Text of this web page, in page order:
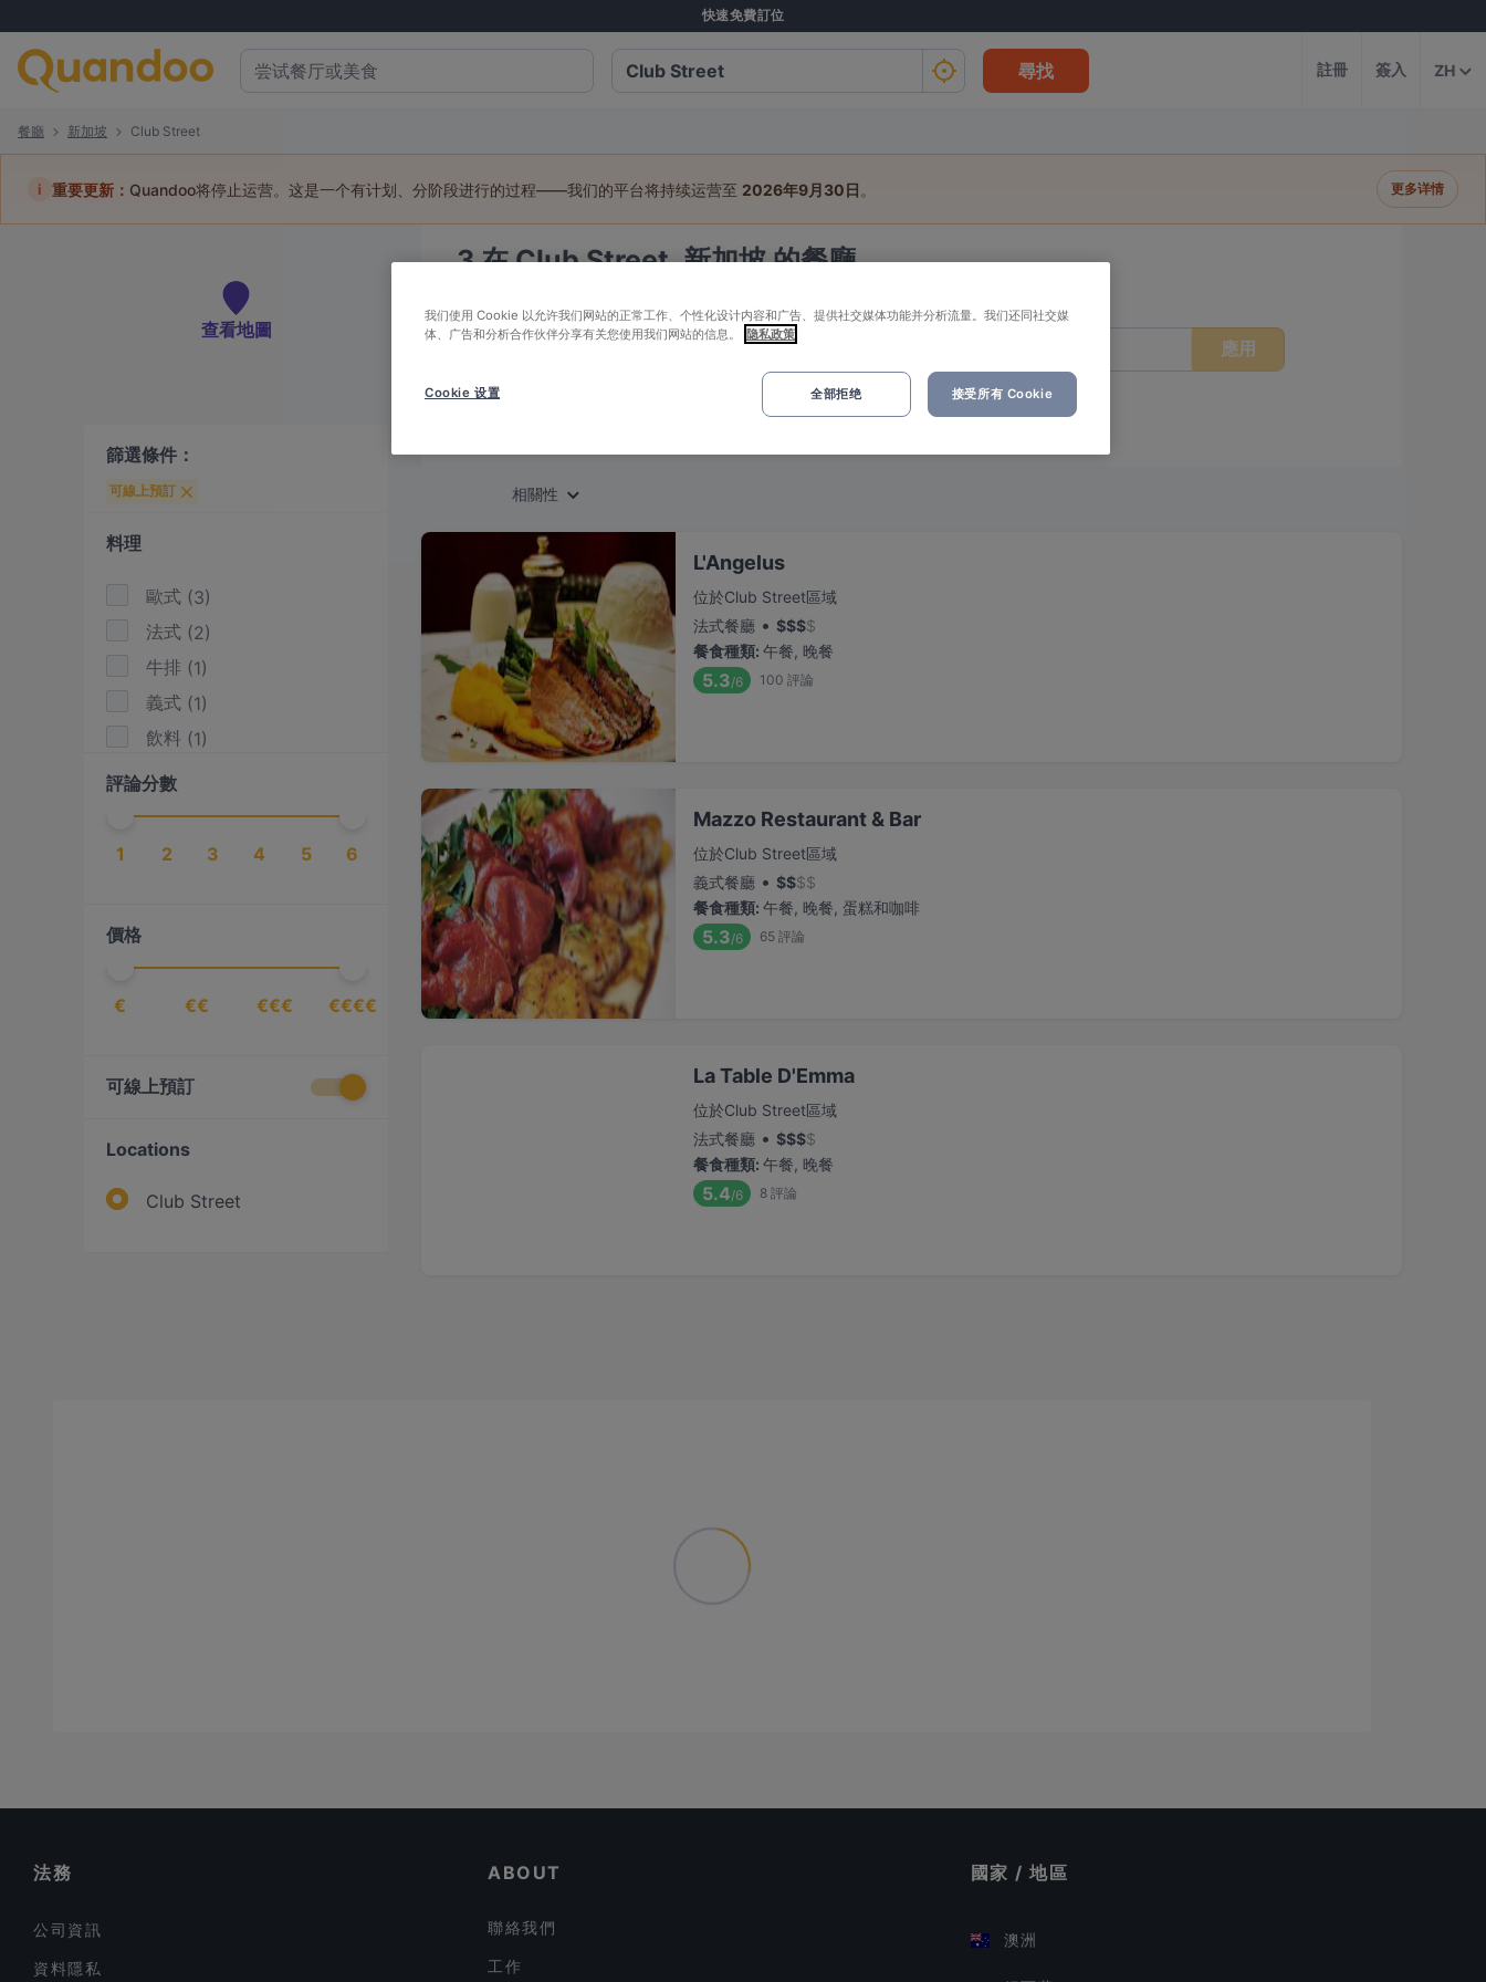
快速免費訂位
尋找 註冊 簽入 ZH
餐廳 新加坡 Club Street
i 重要更新： Quandoo将停止运营。这是一个有计划、分阶段进行的过程——我们的平台将持续运营至 2026年9月30日 。 更多详情
查看地圖
篩選條件：
可線上預訂
料理
歐式 (3)
法式 (2)
牛排 (1)
義式 (1)
飲料 (1)
評論分數
1 2 3 4 5 6
價格
€ €€ €€€ €€€€
可線上預訂
Locations
Club Street
3在 Club Street, 新加坡 的餐廳
日期 應用
相關性
L'Angelus
位於Club Street區域
法式餐廳 • $$$$
餐食種類: 午餐, 晚餐
5.3/6 100 評論
Mazzo Restaurant & Bar
位於Club Street區域
義式餐廳 • $$$$
餐食種類: 午餐, 晚餐, 蛋糕和咖啡
5.3/6 65 評論
La Table D'Emma
位於Club Street區域
法式餐廳 • $$$$
餐食種類: 午餐, 晚餐
5.4/6 8 評論
法務
公司資訊
資料隱私
ABOUT
聯絡我們
工作
國家 / 地區
澳洲
我们使用 Cookie 以允许我们网站的正常工作、个性化设计内容和广告、提供社交媒体功能并分析流量。我们还同社交媒
体、广告和分析合作伙伴分享有关您使用我们网站的信息。
隐私政策
全部拒绝 接受所有 Cookie
Cookie 设置